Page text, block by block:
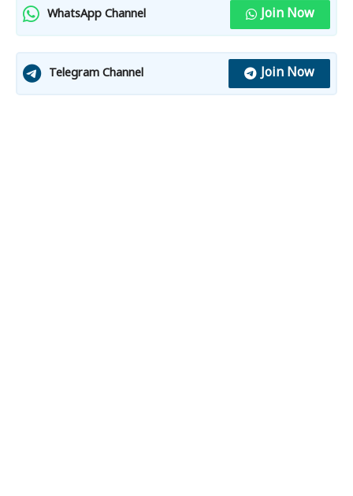
WhatsApp Channel Join Now
Telegram Channel Join Now